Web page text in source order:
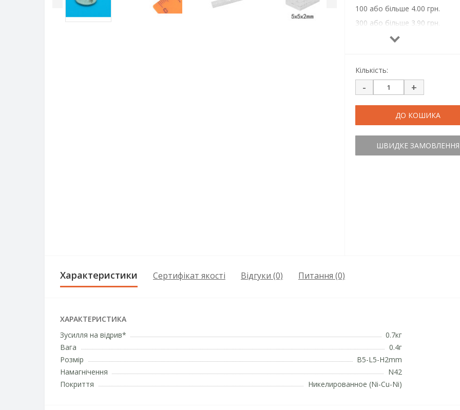
100 або більше 4.00 грн.
300 або більше 3.90 грн.
500 або більше 3.85 грн.
Кількість:
- +
ДО КОШИКА
ШВИДКЕ ЗАМОВЛЕННЯ
Характеристики Сертифікат якості Відгуки (0) Питання (0)
ХАРАКТЕРИСТИКА
Зусилля на відрив*
0.7кг
Вага
0.4г
Розмір
B5-L5-H2mm
Намагнічення
N42
Покриття
Никелированное (Ni-Cu-Ni)